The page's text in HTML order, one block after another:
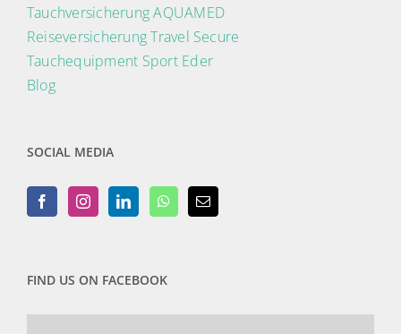
Tauchversicherung AQUAMED
Reiseversicherung Travel Secure
Tauchequipment Sport Eder
Blog
SOCIAL MEDIA
FIND US ON FACEBOOK